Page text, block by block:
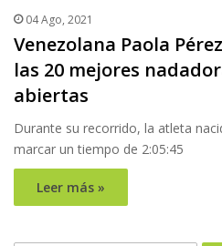
04 Ago, 2021
Venezolana Paola
las 20 mejores
abiertas
Durante su recorrido, la atleta
marcar un tiempo de 2:05:45
Leer más »